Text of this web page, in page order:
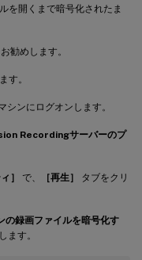
を開くまで暗号化されたま
勧めします。
す。
ンにログオンします。
Recordingサーバーのプ
］ で、 ［再生］
タブをクリ
の録画ファイルを暗号化す
ます。